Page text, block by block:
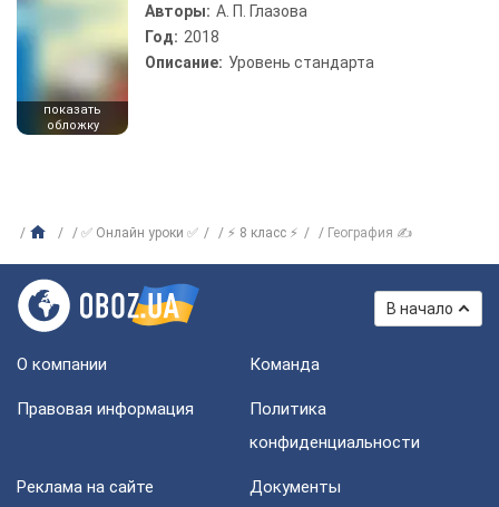
показать
обложку
Авторы: А. П. Глазова
Год: 2018
Описание: Уровень стандарта
✅ Онлайн уроки ✅ ⚡ 8 класс ⚡ География ✍
В начало
О компании Команда
Правовая информация
Политика
конфиденциальности
Реклама на сайте Документы